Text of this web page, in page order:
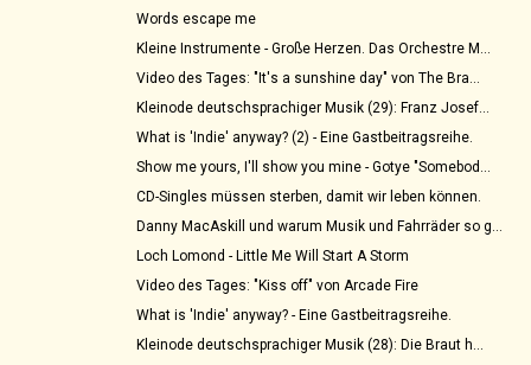
Words escape me
Kleine Instrumente - Große Herzen. Das Orchestre M...
Video des Tages: "It's a sunshine day" von The Bra...
Kleinode deutschsprachiger Musik (29): Franz Josef...
What is 'Indie' anyway? (2) - Eine Gastbeitragsreihe.
Show me yours, I'll show you mine - Gotye "Somebod...
CD-Singles müssen sterben, damit wir leben können.
Danny MacAskill und warum Musik und Fahrräder so g...
Loch Lomond - Little Me Will Start A Storm
Video des Tages: "Kiss off" von Arcade Fire
What is 'Indie' anyway? - Eine Gastbeitragsreihe.
Kleinode deutschsprachiger Musik (28): Die Braut h...